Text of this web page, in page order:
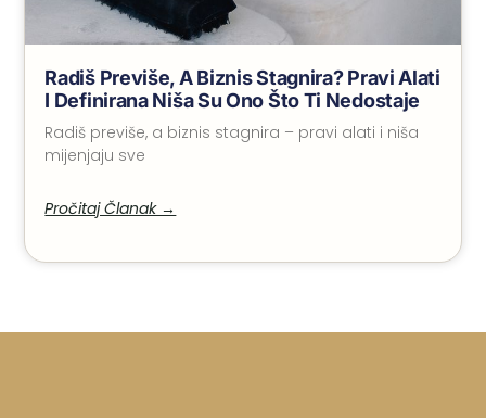
Radiš Previše, A Biznis Stagnira? Pravi Alati
I Definirana Niša Su Ono Što Ti Nedostaje
Radiš previše, a biznis stagnira – pravi alati i niša
mijenjaju sve
Pročitaj Članak →